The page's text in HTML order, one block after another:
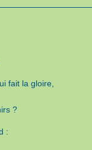
fait la gloire,
?
: